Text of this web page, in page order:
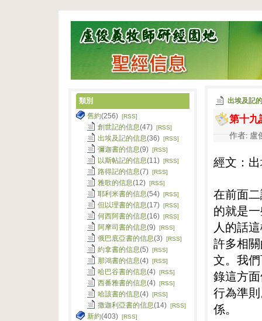
出埃及記
第十
作者: 盧
經文：
在前面
的就是
人的話
許多相
文。我
錄這方
行為準
係。
類別
舊約(256) [RSS]
創世記的信息(47) [RSS]
出埃及記的信息(36) [RSS]
彌迦書的信息(9) [RSS]
以斯帖記的信息(11) [RSS]
路得記的信息(7) [RSS]
雅歌的信息(12) [RSS]
耶利米書的信息(54) [RSS]
但以理書的信息(17) [RSS]
何西阿書的信息(16) [RSS]
阿摩司書的信息(9) [RSS]
俄巴底亞書的信息(3) [RSS]
約拿書的信息(5) [RSS]
那鴻書的信息(4) [RSS]
哈巴谷書的信息(4) [RSS]
西番雅書的信息(4) [RSS]
哈該書的信息(4) [RSS]
撒迦利亞書的信息(14) [RSS]
新約(403) [RSS]